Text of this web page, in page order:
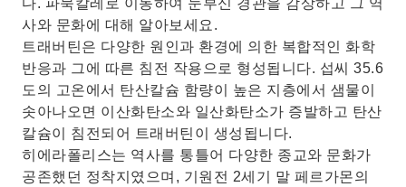
다. 파묵칼레로 이동하여 눈부신 경관을 감상하고 그 역
사와 문화에 대해 알아보세요.
트래버틴은 다양한 원인과 환경에 의한 복합적인 화학
반응과 그에 따른 침전 작용으로 형성됩니다. 섭씨 35.6
도의 고온에서 탄산칼슘 함량이 높은 지층에서 샘물이
솟아나오면 이산화탄소와 일산화탄소가 증발하고 탄산
칼슘이 침전되어 트래버틴이 생성됩니다.
히에라폴리스는 역사를 통틀어 다양한 종교와 문화가
공존했던 정착지였으며, 기원전 2세기 말 페르가몬의